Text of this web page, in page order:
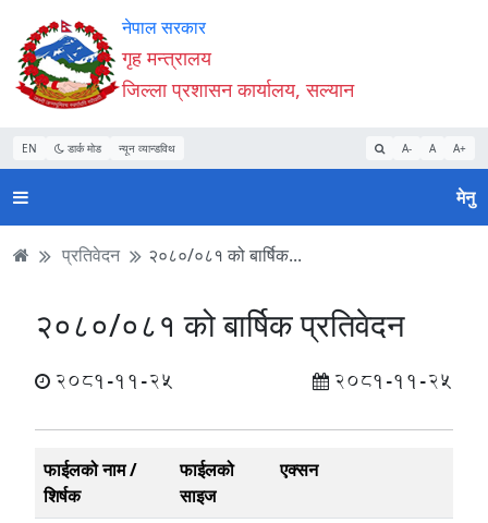
Accessibility
Mode
सुरु
गर्नुहोस्
सामाग्री
पढ्नुहाेस्
नेभिगेसन
पढ्नुहाेस्
वेबसाइट
खोजमा
जानुहोस्
नेपाल सरकार
गृह मन्त्रालय
जिल्ला प्रशासन कार्यालय, सल्यान
EN डार्क मोड न्यून व्यान्डविथ A- A A+
मेनु
प्रतिवेदन २०८०/०८१ को बार्षिक...
२०८०/०८१ को बार्षिक प्रतिवेदन
2081-11-25 2081-11-25
फाईलको नाम /
शिर्षक
फाईलको
साइज
एक्सन